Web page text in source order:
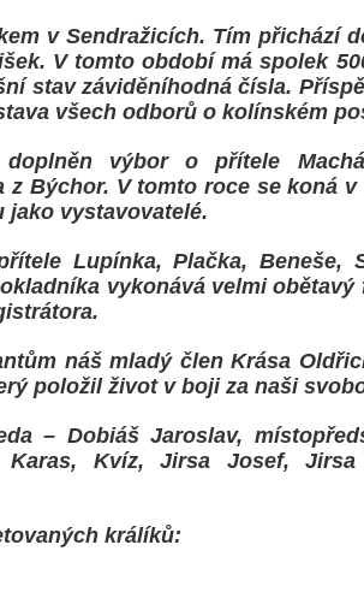
v Sendražicích. Tím přichází
V tomto období má spolek
stav záviděníhodná čísla.
všech odborů o kolínském
výbor o přítele
Býchor. V tomto roce se koná
jako vystavovatelé.
Lupínka, Plačka, Beneše,
vykonává velmi
náš mladý člen Krása
položil život v boji za naši
– Dobiáš Jaroslav,
Karas, Kvíz, Jirsa Josef,
králíků: